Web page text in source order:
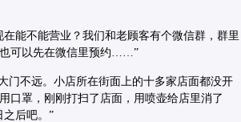
能不能营业？我们和老顾客有个微信群，群里
也可以先在微信里预约……”
门不远。小店所在街面上的十多家店面都没开
口罩，刚刚打扫了店面，用喷壶给店里消了
之后吧。”